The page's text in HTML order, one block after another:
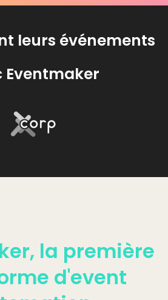
leurs événements
Eventmaker
la première
d'event